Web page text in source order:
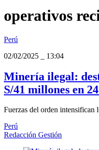
operativos
Perú
02/02/2025
13:04
Minería ilegal:
S/41 millones en
Fuerzas del orden intensifican
Perú
Redacción Gestión